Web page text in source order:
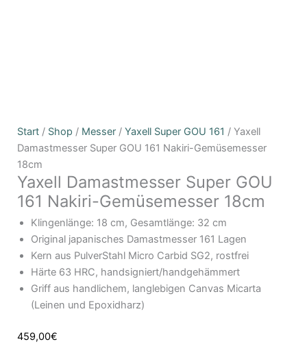
Start / Shop / Messer / Yaxell Super GOU 161 / Yaxell
Damastmesser Super GOU 161 Nakiri-Gemüsemesser
18cm
Yaxell Damastmesser Super GOU
161 Nakiri-Gemüsemesser 18cm
Klingenlänge: 18 cm, Gesamtlänge: 32 cm
Original japanisches Damastmesser 161 Lagen
Kern aus PulverStahl Micro Carbid SG2, rostfrei
Härte 63 HRC, handsigniert/handgehämmert
Griff aus handlichem, langlebigen Canvas Micarta
(Leinen und Epoxidharz)
459,00€
Yaxell
Damastmesser
Super
GOU
161
Gemüsemesser
18cm
Menge